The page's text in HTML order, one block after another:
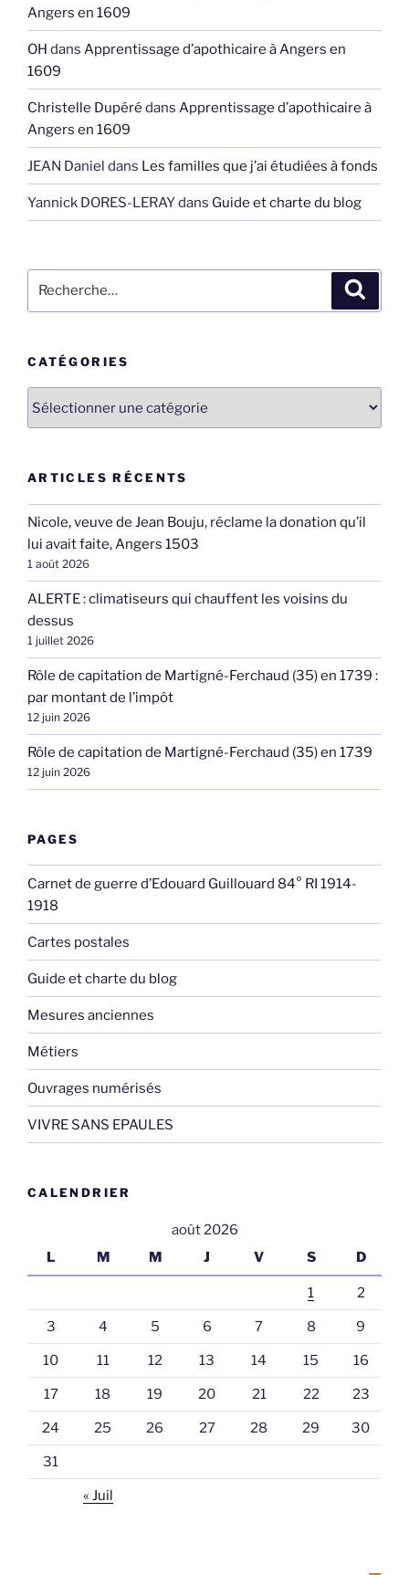
Angers en 1609
OH dans Apprentissage d’apothicaire à Angers en
1609
Christelle Dupéré dans Apprentissage d’apothicaire à
Angers en 1609
JEAN Daniel dans Les familles que j’ai étudiées à fonds
Yannick DORES-LERAYdans Guide et charte du blog
pour
CATÉGORIES
ARTICLES RÉCENTS
Nicole, veuve de Jean Bouju, réclame la donation qu’il
lui avait faite, Angers 1503
1 août 2026
ALERTE : climatiseurs qui chauffent les voisins du
dessus
1 juillet 2026
Rôle de capitation de Martigné-Ferchaud (35) en 1739 :
par montant de l’impôt
12 juin 2026
Rôle de capitation de Martigné-Ferchaud (35) en 1739
12 juin 2026
PAGES
Carnet de guerre d’Edouard Guillouard 84° RI 1914-
1918
Cartes postales
Guide et charte du blog
Mesures anciennes
Métiers
Ouvrages numérisés
VIVRE SANS EPAULES
CALENDRIER
août 2026
L
M M J V S D
1 2
3 4 5 6 7 8 9
10 11 12 13 14 15 16
17 18 19 20 21 22 23
24 25 26 27 28 29 30
31
« Juil